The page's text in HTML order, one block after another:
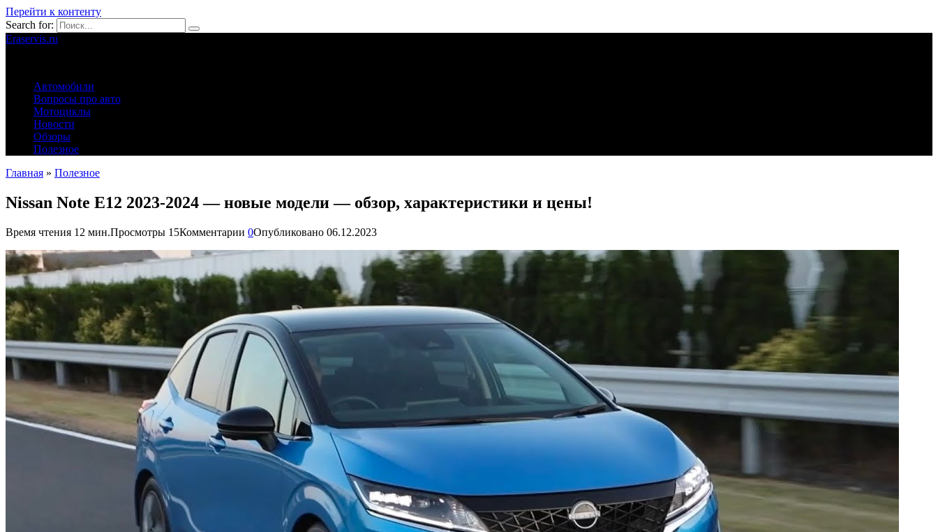
Перейти к контенту
Search for:
Eraservis.ru
Автомобили
Вопросы про авто
Мотоциклы
Новости
Обзоры
Полезное
Главная » Полезное
Nissan Note Е12 2023-2024 — новые модели — обзор, характеристики и цены!
Время чтения 12 мин.Просмотры 15Комментарии 0Опубликовано 06.12.2023